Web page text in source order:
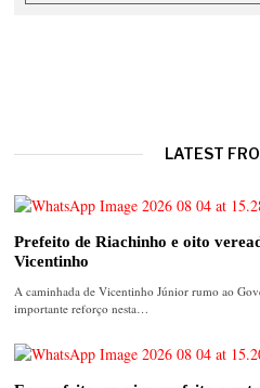
LATEST
Prefeito de Riachinho e oito
Vicentinho
A caminhada de Vicentinho Júnior rumo ao
importante reforço nesta…